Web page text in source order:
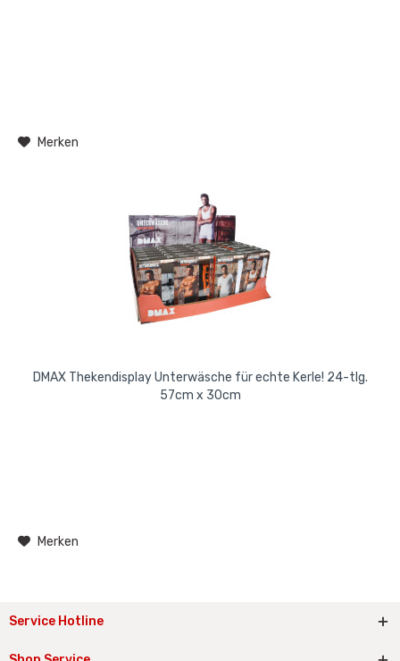
Merken
DMAX Thekendisplay Unterwäsche für echte Kerle! 24-tlg.
57cm x 30cm
Merken
Service Hotline